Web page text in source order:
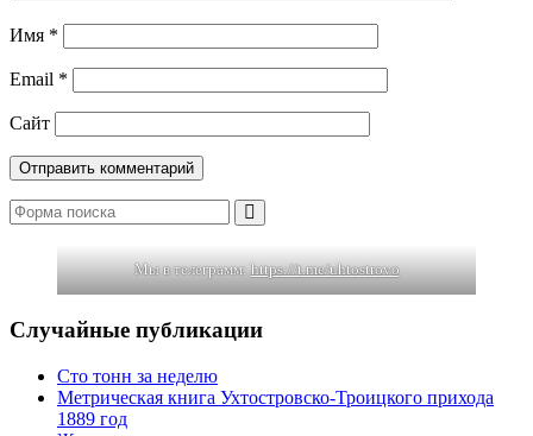
Имя *
Email *
Сайт
Мы в телеграмм:https://t.me/uhtostrovo
Случайные публикации
Сто тонн за неделю
Метрическая книга Ухтостровско-Троицкого прихода
1889 год